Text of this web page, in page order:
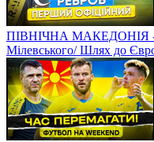
ПІВНІЧНА МАКЕДОНІЯ -
Мілевського/ Шлях до